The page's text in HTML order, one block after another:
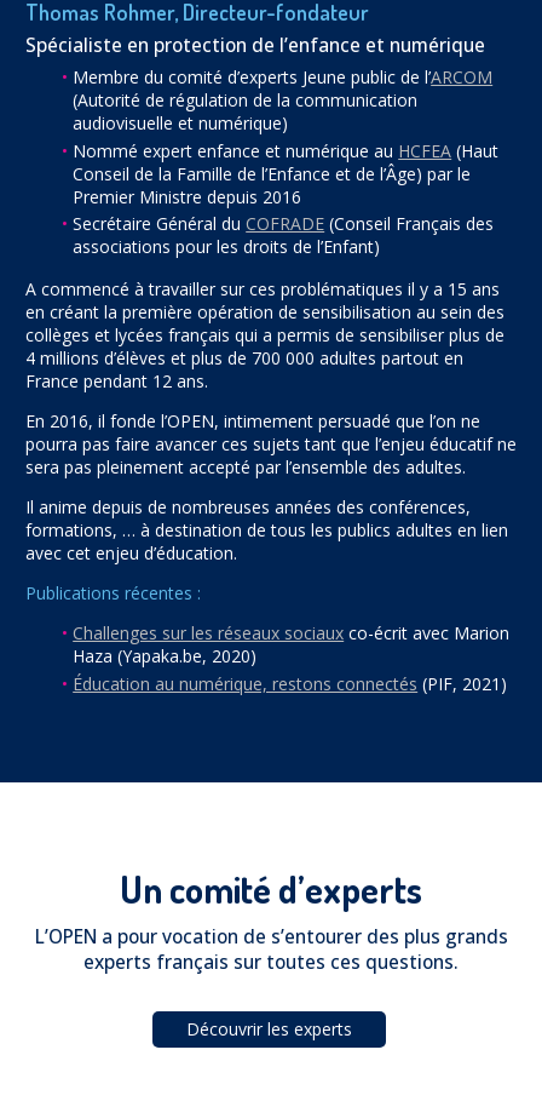
Thomas Rohmer, Directeur-fondateur
Spécialiste en protection de l’enfance et numérique
Membre du comité d’experts Jeune public de l’ARCOM
(Autorité de régulation de la communication
audiovisuelle et numérique)
Nommé expert enfance et numérique au HCFEA (Haut
Conseil de la Famille de l’Enfance et de l’Âge) par le
Premier Ministre depuis 2016
Secrétaire Général duCOFRADE (Conseil Français des
associations pour les droits de l’Enfant)
A commencé à travailler sur ces problématiques il y a 15 ans
en créant la première opération de sensibilisation au sein des
collèges et lycées français qui a permis de sensibiliser plus de
4 millions d’élèves et plus de 700 000 adultes partout en
France pendant 12 ans.
En 2016, il fonde l’OPEN, intimement persuadé que l’on ne
pourra pas faire avancer ces sujets tant que l’enjeu éducatif ne
sera pas pleinement accepté par l’ensemble des adultes.
Il anime depuis de nombreuses années des conférences,
formations, … à destination de tous les publics adultes en lien
avec cet enjeu d’éducation.
Publications récentes :
Challenges sur les réseaux sociaux co-écrit avec Marion
Haza (Yapaka.be, 2020)
Éducation au numérique, restons connectés (PIF, 2021)
Un comité d’experts
L’OPEN a pour vocation de s’entourer des plus grands
experts français sur toutes ces questions.
Découvrir les experts